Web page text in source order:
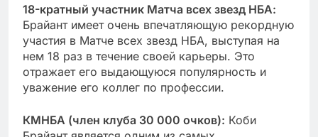
18-кратный участник Матча всех звезд НБА:
Брайант имеет очень впечатляющую рекордную
участия в Матче всех звезд НБА, выступая на
нем 18 раз в течение своей карьеры. Это
отражает его выдающуюся популярность и
уважение его коллег по профессии.
КМНБА (член клуба 30 000 очков): Коби